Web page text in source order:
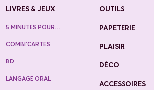
LIVRES & JEUX
5 MINUTES POUR…
COMBI’CARTES
BD
LANGAGE ORAL
OUTILS
PAPETERIE
PLAISIR
DÉCO
ACCESSOIRES